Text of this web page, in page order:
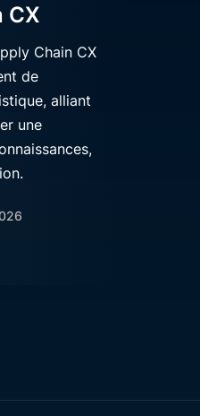
CX
Chain CX
de
alliant
une